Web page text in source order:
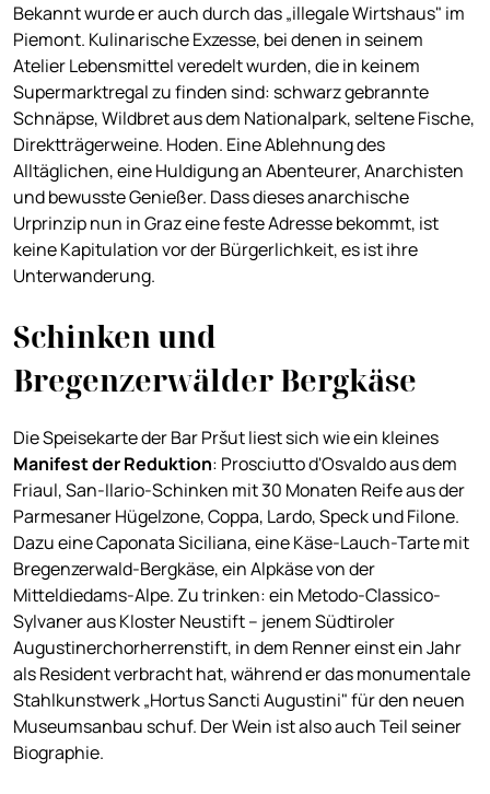
Bekannt wurde er auch durch das „illegale Wirtshaus" im
Piemont. Kulinarische Exzesse, bei denen in seinem
Atelier Lebensmittel veredelt wurden, die in keinem
Supermarktregal zu finden sind: schwarz gebrannte
Schnäpse, Wildbret aus dem Nationalpark, seltene Fische,
Direktträgerweine. Hoden. Eine Ablehnung des
Alltäglichen, eine Huldigung an Abenteurer, Anarchisten
und bewusste Genießer. Dass dieses anarchische
Urprinzip nun in Graz eine feste Adresse bekommt, ist
keine Kapitulation vor der Bürgerlichkeit, es ist ihre
Unterwanderung.
Schinken und
Bregenzerwälder Bergkäse
Die Speisekarte der Bar Pršut liest sich wie ein kleines
Manifest der Reduktion: Prosciutto d'Osvaldo aus dem
Friaul, San-Ilario-Schinken mit 30 Monaten Reife aus der
Parmesaner Hügelzone, Coppa, Lardo, Speck und Filone.
Dazu eine Caponata Siciliana, eine Käse-Lauch-Tarte mit
Bregenzerwald-Bergkäse, ein Alpkäse von der
Mitteldiedams-Alpe. Zu trinken: ein Metodo-Classico-
Sylvaner aus Kloster Neustift – jenem Südtiroler
Augustinerchorherrenstift, in dem Renner einst ein Jahr
als Resident verbracht hat, während er das monumentale
Stahlkunstwerk „Hortus Sancti Augustini" für den neuen
Museumsanbau schuf. Der Wein ist also auch Teil seiner
Biographie.